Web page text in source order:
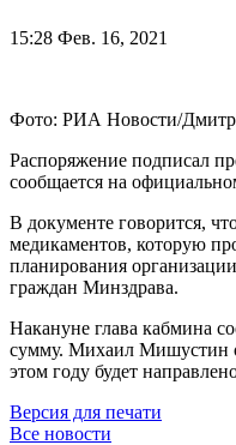
15:28 Фев. 16, 2021
Фото: РИА Новости/
Распоряжение подписал
сообщается на
В документе говорится,
медикаментов, которую
планирования
граждан Минздрава.
Накануне глава кабмина
сумму. Михаил Мишустин
этом году будет
Версия для печати
Все новости